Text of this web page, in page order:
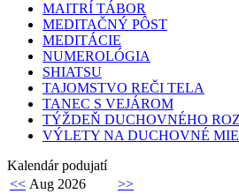
MAITRÍ TÁBOR
MEDITAČNÝ PÔST
MEDITÁCIE
NUMEROLÓGIA
SHIATSU
TAJOMSTVO REČI TELA
TANEC S VEJÁROM
TÝŽDEŇ DUCHOVNÉHO
VÝLETY NA DUCHOVNÉ
Kalendár podujatí
<< Aug 2026
>>